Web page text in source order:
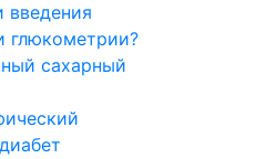
введения
глюкометрии?
сахарный